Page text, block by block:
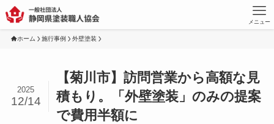
メニュー
ホーム 施行事例 外壁塗装
【菊川市】訪問営業から高額な見
積もり。「外壁塗装」のみの提案
で費用半額に
2025
12/14